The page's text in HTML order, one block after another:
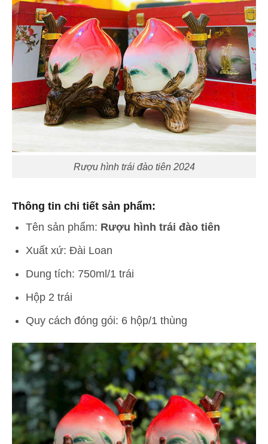
Rượu hình trái đào tiên 2024
Thông tin chi tiết sản phẩm:
Tên sản phẩm: Rượu hình trái đào tiên
Xuất xứ: Đài Loan
Dung tích: 750ml/1 trái
Hộp 2 trái
Quy cách đóng gói: 6 hộp/1 thùng